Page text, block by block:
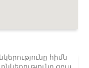
հիմն